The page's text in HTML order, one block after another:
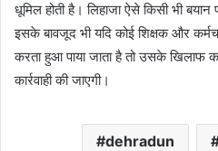
धूमिल होती है। लिहाजा ऐसे किसी भी
इसके बावजूद भी यदि कोई शिक्षक और
करता हुआ पाया जाता है तो उसके खिलाफ
कार्रवाही की जाएगी।
dehradun